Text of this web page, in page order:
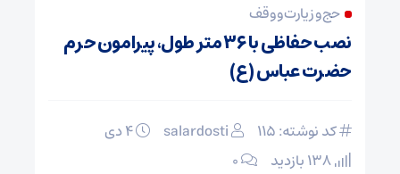
حج و زیارت و وقف
نصب حفاظی با ۳۶ متر طول، پیرامون حرم
حضرت عباس (ع)
کد نوشته: 115 salardosti
۰